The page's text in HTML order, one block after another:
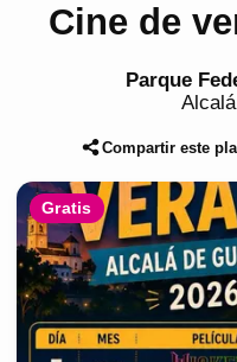
Cine de
Parque
Compartir este
Gratis